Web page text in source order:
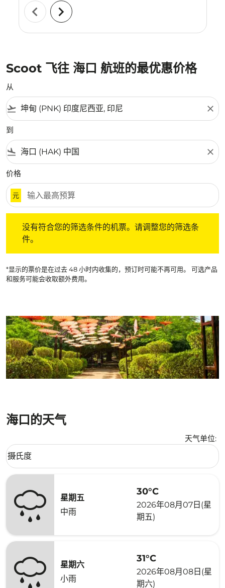
chevron_left chevron_right
Scoot 飞往 海口 航班的最优惠价格
从
flight_takeoff close
到
flight_land close
价格
元
没有符合您的筛选条件的机票。请调整您的筛选条
件。
*显示的票价是在过去 48 小时内收集的，预订时可能不再可用。 可选产品
和服务可能会收取额外费用。
海口的天气
天气单位:
Weather unit option 摄氏度 Selected
摄氏度
keyboard_arrow_down
星期五
中雨
30°C
2026年08月07日(星
期五)
星期六
小雨
31°C
2026年08月08日(星
期六)